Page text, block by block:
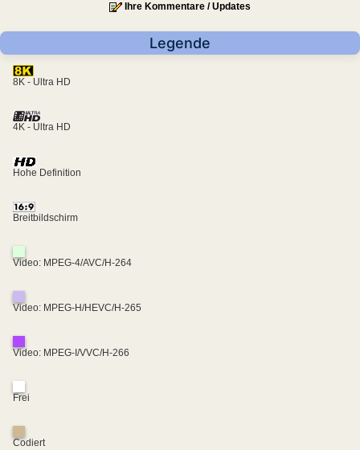
Ihre Kommentare / Updates
Legende
8K - Ultra HD
4K - Ultra HD
Hohe Definition
Breitbildschirm
Video: MPEG-4/AVC/H-264
Video: MPEG-H/HEVC/H-265
Video: MPEG-I/VVC/H-266
Frei
Codiert